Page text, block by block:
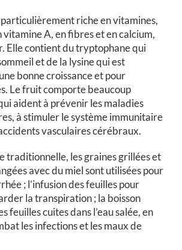
riche en vitamines,
A, en fibres et en calcium,
Elle contient du tryptophane qui
et de la lysine qui est
bonne croissance et pour
Le fruit comporte beaucoup
aident à prévenir les maladies
à stimuler le système immunitaire
vasculaires cérébraux.
traditionnelle, les graines grillées et
avec du miel sont utilisées pour
; l’infusion des feuilles pour
la transpiration ; la boisson
feuilles cuites dans l’eau salée, en
les infections et les maux de